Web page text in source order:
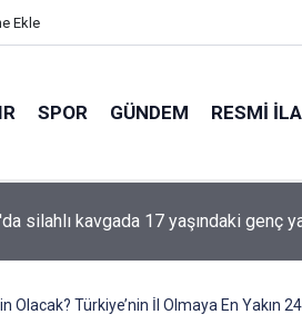
Ekle
SPOR GÜNDEM RESMI
Öcalan ve Demirtaş açıklaması
Olacak? Türkiye’nin İl Olmaya En Yakın